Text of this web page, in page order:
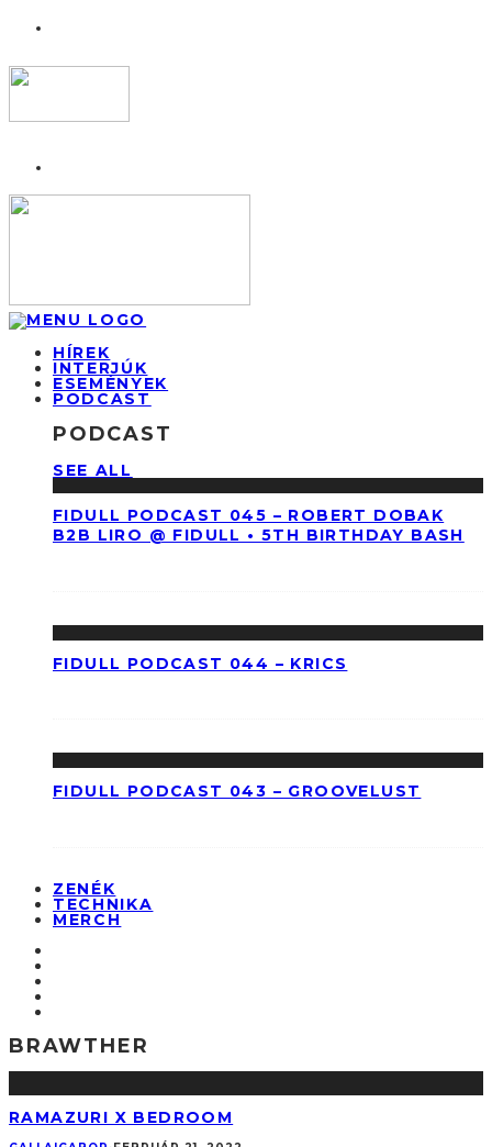
HÍREK
INTERJÚK
ESEMÉNYEK
PODCAST
PODCAST
SEE ALL
FIDULL PODCAST 045 – ROBERT DOBAK
B2B LIRO @ FIDULL • 5TH BIRTHDAY BASH
FIDULL PODCAST 044 – KRICS
FIDULL PODCAST 043 – GROOVELUST
ZENÉK
TECHNIKA
MERCH
BRAWTHER
RAMAZURI X BEDROOM